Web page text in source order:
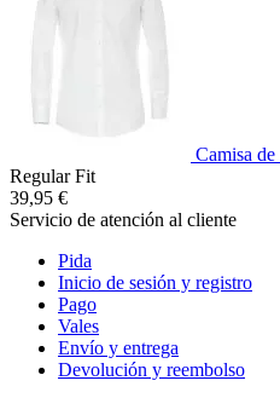
Camisa
Regular Fit
39,95 €
Servicio de atención al cliente
Pida
Inicio de sesión y registro
Pago
Vales
Envío y entrega
Devolución y reembolso